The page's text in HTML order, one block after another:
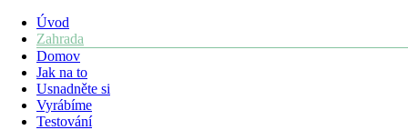
Úvod
Zahrada
Domov
Jak na to
Usnadněte si
Vyrábíme
Testování